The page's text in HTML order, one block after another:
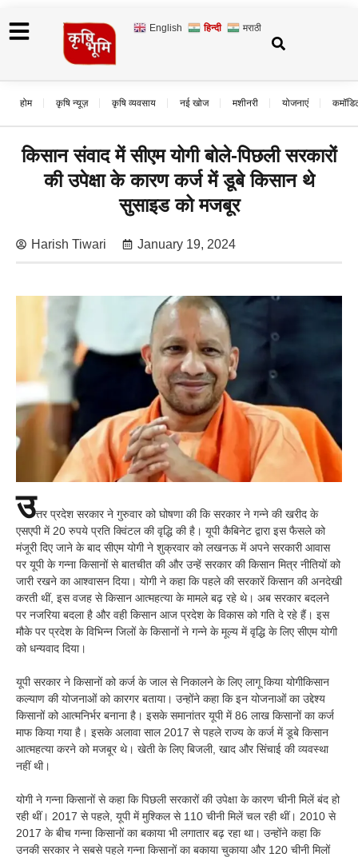
English हिन्दी मराठी
होम कृषि न्यूज़ कृषि व्यवसाय नई खोज मशीनरी योजनाएं
किसान संवाद में सीएम योगी बोले-पिछली सरकारों
की उपेक्षा के कारण कर्ज में डूबे किसान थे
सुसाइड को मजबूर
Harish Tiwari January 19, 2024
उत्तर प्रदेश सरकार ने गुरुवार को घोषणा की कि सरकार ने गन्ने की खरीद के
एसएपी में 20 रुपये प्रति क्विंटल की वृद्धि की है। यूपी कैबिनेट द्वारा इस फैसले को
मंजूरी दिए जाने के बाद सीएम योगी ने शुक्रवार को लखनऊ में अपने सरकारी आवास
पर यूपी के गन्ना किसानों से बातचीत की और उन्हें सरकार की किसान मित्र नीतियों को
जारी रखने का आश्वासन दिया। योगी ने कहा कि पहले की सरकारें किसान की अनदेखी
करती थीं, इस वजह से किसान आत्महत्या के मामले बढ़ रहे थे। अब सरकार बदलने
पर नजरिया बदला है और वही किसान आज प्रदेश के विकास को गति दे रहे हैं। इस
मौके पर प्रदेश के विभिन्न जिलों के किसानों ने गन्ने के मूल्य में वृद्धि के लिए सीएम योगी
को धन्यवाद दिया।
यूपी सरकार ने किसानों को कर्ज के जाल से निकालने के लिए लागू किया योगीकिसान
कल्याण की योजनाओं को कारगर बताया। उन्होंने कहा कि इन योजनाओं का उद्देश्य
किसानों को आत्मनिर्भर बनाना है। इसके समानांतर यूपी में 86 लाख किसानों का कर्ज
माफ किया गया है। इसके अलावा साल 2017 से पहले राज्य के कर्ज में डूबे किसान
आत्महत्या करने को मजबूर थे। खेती के लिए बिजली, खाद और सिंचाई की व्यवस्था
नहीं थी।
योगी ने गन्ना किसानों से कहा कि पिछली सरकारों की उपेक्षा के कारण चीनी मिलें बंद हो
रही थीं। 2017 से पहले, यूपी में मुश्किल से 110 चीनी मिलें चल रही थीं। 2010 से
2017 के बीच गन्ना किसानों का बकाया भी लगातार बढ़ रहा था। उन्होंने कहा कि
उनकी सरकार ने सबसे पहले गन्ना किसानों का बकाया चुकाया और 120 चीनी मिलों